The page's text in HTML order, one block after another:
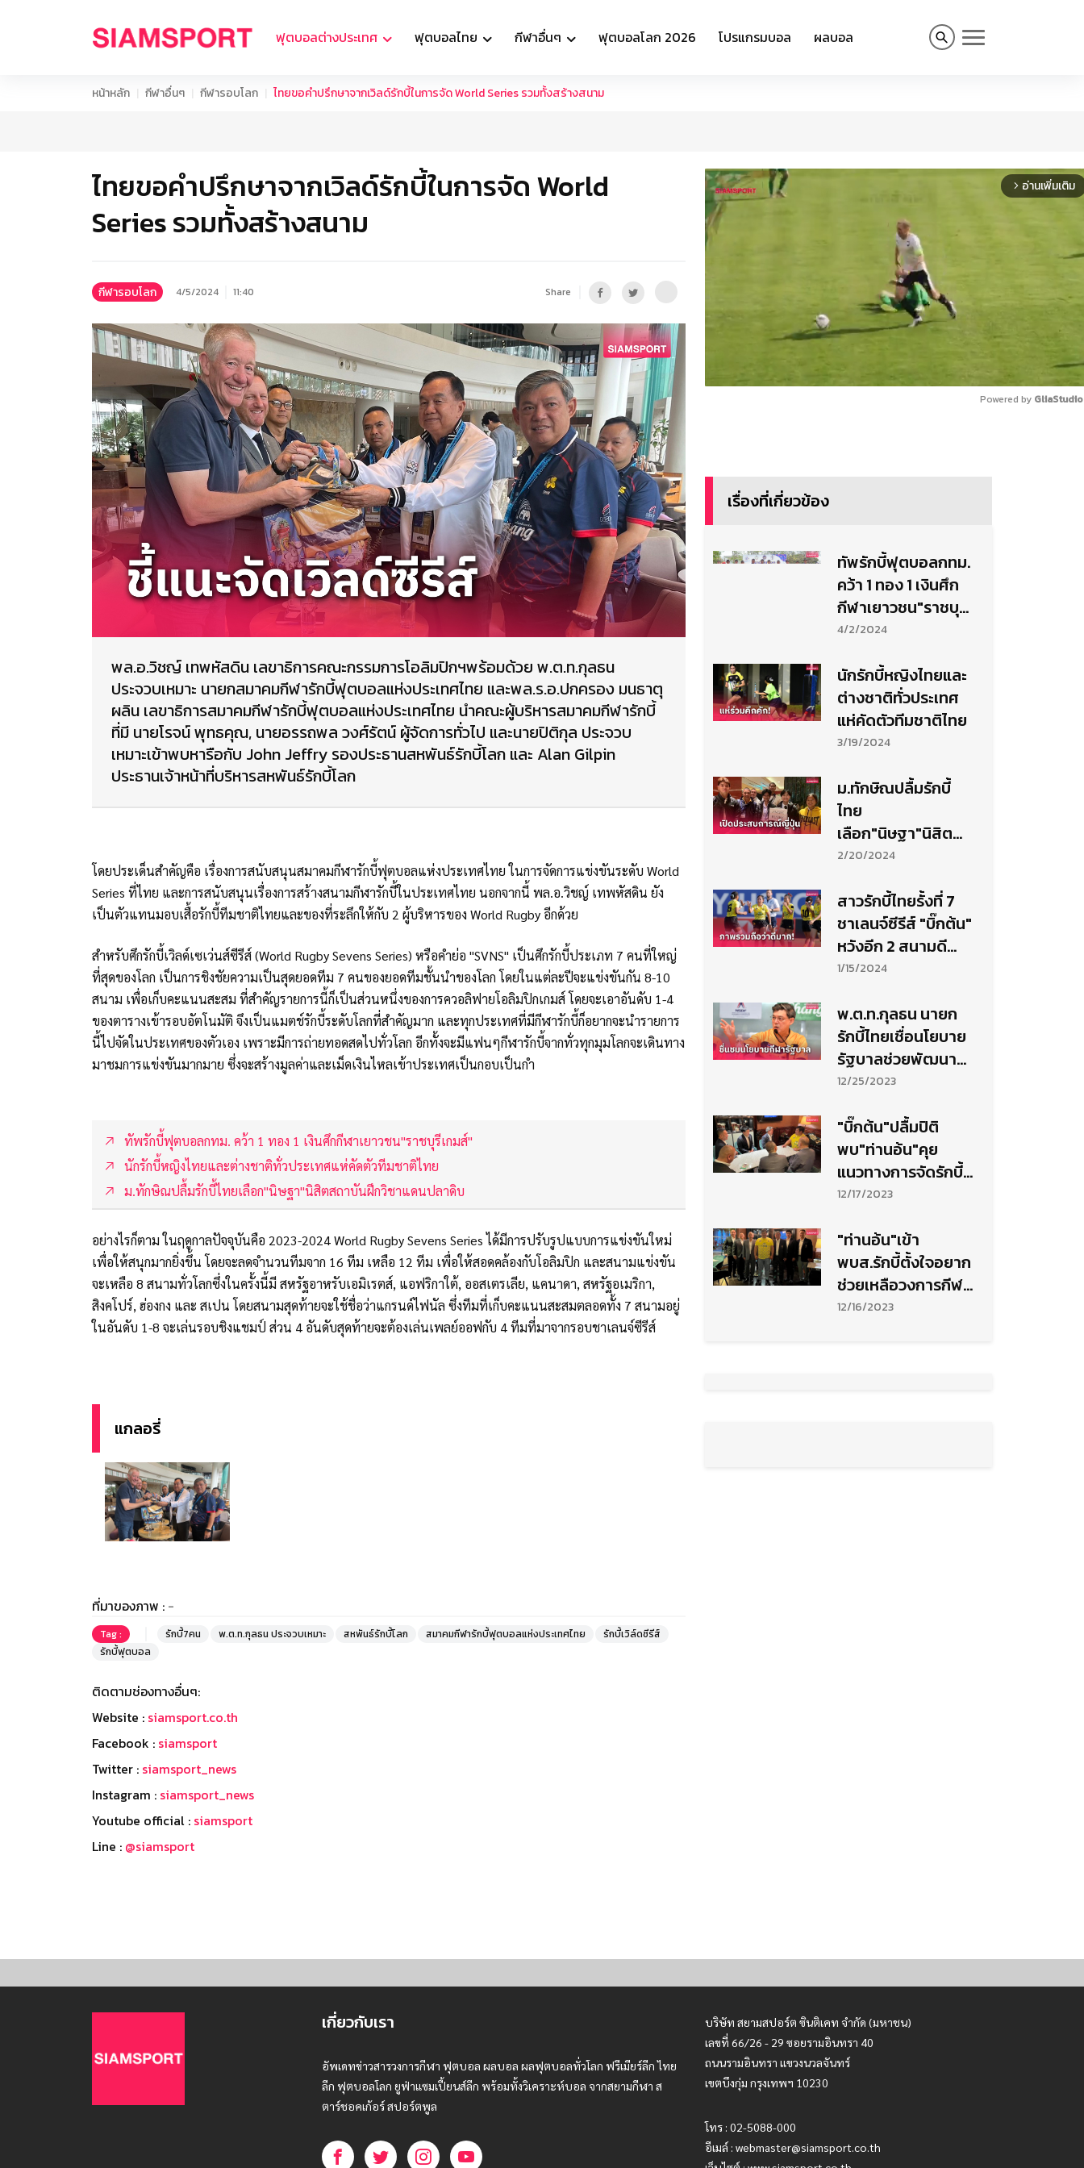
ฟุตบอลต่างประเทศ ฟุตบอลไทย กีฬาอื่นๆ ฟุตบอลโลก 2026 โปรแกรมบอล ผลบอล
หน้าหลัก กีฬาอื่นๆ กีฬารอบโลก ไทยขอคำปรึกษาจากเวิลด์รักบี้ในการจัด World Series รวมทั้งสร้างสนาม
ไทยขอคำปรึกษาจากเวิลด์รักบี้ในการจัด World
Series รวมทั้งสร้างสนาม
กีฬารอบโลก 4/5/2024 11:40 Share
พล.อ.วิชญ์ เทพหัสดิน เลขาธิการคณะกรรมการโอลิมปิกฯพร้อมด้วย พ.ต.ท.กุลธน
ประจวบเหมาะ นายกสมาคมกีฬารักบี้ฟุตบอลแห่งประเทศไทย และพล.ร.อ.ปกครอง มนธาตุ
ผลิน เลขาธิการสมาคมกีฬารักบี้ฟุตบอลแห่งประเทศไทย นำคณะผู้บริหารสมาคมกีฬารักบี้
ที่มี นายโรจน์ พุทธคุณ, นายอรรถพล วงศ์รัตน์ ผู้จัดการทั่วไป และนายปิติกุล ประจวบ
เหมาะเข้าพบหารือกับ John Jeffry รองประธานสหพันธ์รักบี้โลก และ Alan Gilpin
ประธานเจ้าหน้าที่บริหารสหพันธ์รักบี้โลก
โดยประเด็นสำคัญคือ เรื่องการสนับสนุนสมาคมกีฬารักบี้ฟุตบอลแห่งประเทศไทย ในการจัดการแข่งขันระดับ World
Series ที่ไทย และการสนับสนุนเรื่องการสร้างสนามกีฬารักบี้ในประเทศไทย นอกจากนี้ พล.อ.วิชญ์ เทพหัสดิน ยัง
เป็นตัวแทนมอบเสื้อรักบี้ทีมชาติไทยและของที่ระลึกให้กับ 2 ผู้บริหารของ World Rugby อีกด้วย
สำหรับศึกรักบี้เวิลด์เซเว่นส์ซีรีส์ (World Rugby Sevens Series) หรือคำย่อ "SVNS" เป็นศึกรักบี้ประเภท 7 คนที่ใหญ่
ที่สุดของโลก เป็นการชิงชัยความเป็นสุดยอดทีม 7 คนของยอดทีมชั้นนำของโลก โดยในแต่ละปีจะแข่งขันกัน 8-10
สนาม เพื่อเก็บคะแนนสะสม ที่สำคัญรายการนี้ก็เป็นส่วนหนึ่งของการควอลิฟายโอลิมปิกเกมส์ โดยจะเอาอันดับ 1-4
ของตารางเข้ารอบอัตโนมัติ จึงเป็นแมตช์รักบี้ระดับโลกที่สำคัญมาก และทุกประเทศที่มีกีฬารักบี้ก็อยากจะนำรายการ
นี้ไปจัดในประเทศของตัวเอง เพราะมีการถ่ายทอดสดไปทั่วโลก อีกทั้งจะมีแฟนๆกีฬารักบี้จากทั่วทุกมุมโลกจะเดินทาง
มาชมการแข่งขันมากมาย ซึ่งจะสร้างมูลค่าและเม็ดเงินไหลเข้าประเทศเป็นกอบเป็นกำ
ทัพรักบี้ฟุตบอลกทม. คว้า 1 ทอง 1 เงินศึกกีฬาเยาวชน"ราชบุรีเกมส์"
นักรักบี้หญิงไทยและต่างชาติทั่วประเทศแห่คัดตัวทีมชาติไทย
ม.ทักษิณปลื้มรักบี้ไทยเลือก"นิษฐา"นิสิตสถาบันฝึกวิชาแดนปลาดิบ
อย่างไรก็ตาม ในฤดูกาลปัจจุบันคือ 2023-2024 World Rugby Sevens Series ได้มีการปรับรูปแบบการแข่งขันใหม่
เพื่อให้สนุกมากยิ่งขึ้น โดยจะลดจำนวนทีมจาก 16 ทีม เหลือ 12 ทีม เพื่อให้สอดคล้องกับโอลิมปิก และสนามแข่งขัน
จะเหลือ 8 สนามทั่วโลกซึ่งในครั้งนี้มี สหรัฐอาหรับเอมิเรตส์, แอฟริกาใต้, ออสเตรเลีย, แคนาดา, สหรัฐอเมริกา,
สิงคโปร์, ฮ่องกง และ สเปน โดยสนามสุดท้ายจะใช้ชื่อว่าแกรนด์ไฟนัล ซึ่งทีมที่เก็บคะแนนสะสมตลอดทั้ง 7 สนามอยู่
ในอันดับ 1-8 จะเล่นรอบชิงแชมป์ ส่วน 4 อันดับสุดท้ายจะต้องเล่นเพลย์ออฟกับ 4 ทีมที่มาจากรอบชาเลนจ์ซีรีส์
แกลอรี่
ที่มาของภาพ : -
Tag : รักบี้7คน พ.ต.ท.กุลธน ประจวบเหมาะ สหพันธ์รักบี้โลก สมาคมกีฬารักบี้ฟุตบอลแห่งประเทศไทย
รักบี้เวิล์ดซีรีส์
รักบี้ฟุตบอล
ติดตามช่องทางอื่นๆ:
Website : siamsport.co.th
Facebook : siamsport
Twitter : siamsport_news
Instagram : siamsport_news
Youtube official : siamsport
Line : @siamsport
arrow_forward_ios อ่านเพิ่มเติม
Powered by
เรื่องที่เกี่ยวข้อง
ทัพรักบี้ฟุตบอลกทม.
คว้า 1 ทอง 1 เงินศึก
กีฬาเยาวชน"ราชบุรี
เกมส์"
4/2/2024
นักรักบี้หญิงไทยและ
ต่างชาติทั่วประเทศ
แห่คัดตัวทีมชาติไทย
3/19/2024
ม.ทักษิณปลื้มรักบี้
ไทย
เลือก"นิษฐา"นิสิต
สถาบันฝึกวิชาแดน
2/20/2024
สาวรักบี้ไทยรั้งที่ 7
ชาเลนจ์ซีรีส์ "บิ๊กต้น"
หวังอีก 2 สนามดี
แน่นอน
1/15/2024
พ.ต.ท.กุลธน นายก
รักบี้ไทยเชื่อนโยบาย
รัฐบาลช่วยพัฒนา
วงการกีฬาไทย
12/25/2023
"บิ๊กต้น"ปลื้มปิติ
พบ"ท่านอ้น"คุย
แนวทางการจัดรักบี้
เวิลด์ซีรีส์
12/17/2023
"ท่านอ้น"เข้า
พบส.รักบี้ตั้งใจอยาก
ช่วยเหลือวงการกีฬา
รักบี้
12/16/2023
เกี่ยวกับเรา
อัพเดทข่าวสารวงการกีฬา ฟุตบอล ผลบอล ผลฟุตบอลทั่วโลก ฟรีเมียร์ลีก ไทย
ลีก ฟุตบอลโลก ยูฟ่าแซมเปี้ยนส์ลีก พร้อมทั้งวิเคราะห์บอล จากสยามกีฬา ส
ตาร์ชอคเก้อร์ สปอร์ตพูล
บริษัท สยามสปอร์ต ซินติเคท จำกัด (มหาชน)
เลขที่ 66/26 - 29 ซอยรามอินทรา 40
ถนนรามอินทรา แขวงนวลจันทร์
เขตบึงกุ่ม กรุงเทพฯ 10230
โทร : 02-5088-000
อีเมล์ : webmaster@siamsport.co.th